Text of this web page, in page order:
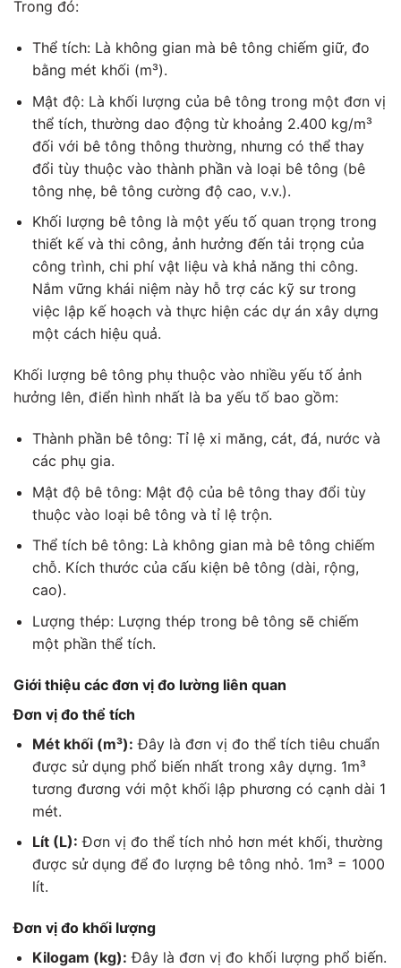
Trong đó:
Thể tích: Là không gian mà bê tông chiếm giữ, đo
bằng mét khối (m³).
Mật độ: Là khối lượng của bê tông trong một đơn vị
thể tích, thường dao động từ khoảng 2.400 kg/m³
đối với bê tông thông thường, nhưng có thể thay
đổi tùy thuộc vào thành phần và loại bê tông (bê
tông nhẹ, bê tông cường độ cao, v.v.).
Khối lượng bê tông là một yếu tố quan trọng trong
thiết kế và thi công, ảnh hưởng đến tải trọng của
công trình, chi phí vật liệu và khả năng thi công.
Nắm vững khái niệm này hỗ trợ các kỹ sư trong
việc lập kế hoạch và thực hiện các dự án xây dựng
một cách hiệu quả.
Khối lượng bê tông phụ thuộc vào nhiều yếu tố ảnh
hưởng lên, điển hình nhất là ba yếu tố bao gồm:
Thành phần bê tông: Tỉ lệ xi măng, cát, đá, nước và
các phụ gia.
Mật độ bê tông: Mật độ của bê tông thay đổi tùy
thuộc vào loại bê tông và tỉ lệ trộn.
Thể tích bê tông: Là không gian mà bê tông chiếm
chỗ. Kích thước của cấu kiện bê tông (dài, rộng,
cao).
Lượng thép: Lượng thép trong bê tông sẽ chiếm
một phần thể tích.
Giới thiệu các đơn vị đo lường liên quan
Đơn vị đo thể tích
Mét khối (m³): Đây là đơn vị đo thể tích tiêu chuẩn
được sử dụng phổ biến nhất trong xây dựng. 1m³
tương đương với một khối lập phương có cạnh dài 1
mét.
Lít (L): Đơn vị đo thể tích nhỏ hơn mét khối, thường
được sử dụng để đo lượng bê tông nhỏ. 1m³ = 1000
lít.
Đơn vị đo khối lượng
Kilogam (kg): Đây là đơn vị đo khối lượng phổ biến.